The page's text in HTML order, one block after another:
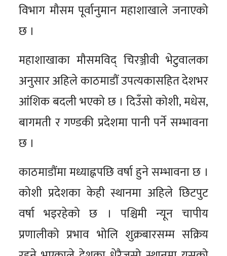
विभाग मौसम पूर्वानुमान महाशाखाले जनाएको
छ ।
महाशाखाका मौसमविद् चिरञ्जीवी भेटुवालका
अनुसार अहिले काठमाडौं उपत्यकासहित देशभर
आंशिक बदली भएको छ । दिउँसो कोशी, मधेस,
बागमती र गण्डकी प्रदेशमा पानी पर्ने सम्भावना
छ ।
काठमाडौंमा मध्याह्नपछि वर्षा हुने सम्भावना छ ।
कोशी प्रदेशका केही स्थानमा अहिले छिटपुट
वर्षा भइरहेको छ । पश्चिमी न्यून चापीय
प्रणालीको प्रभाव भोलि शुक्रबारसम्म सक्रिय